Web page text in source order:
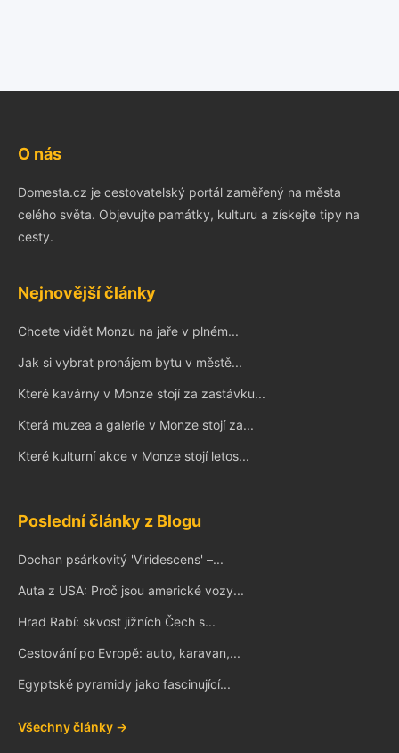
O nás
Domesta.cz je cestovatelský portál zaměřený na města
celého světa. Objevujte památky, kulturu a získejte tipy na
cesty.
Nejnovější články
Chcete vidět Monzu na jaře v plném...
Jak si vybrat pronájem bytu v městě...
Které kavárny v Monze stojí za zastávku...
Která muzea a galerie v Monze stojí za...
Které kulturní akce v Monze stojí letos...
Poslední články z Blogu
Dochan psárkovitý 'Viridescens' –...
Auta z USA: Proč jsou americké vozy...
Hrad Rabí: skvost jižních Čech s...
Cestování po Evropě: auto, karavan,...
Egyptské pyramidy jako fascinující...
Všechny články →